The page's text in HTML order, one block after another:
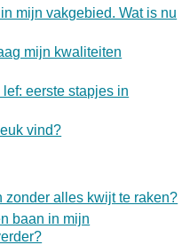
mijn vakgebied. Wat is nu
mijn kwaliteiten
eerste stapjes in
vind?
zonder alles kwijt te raken?
baan in mijn